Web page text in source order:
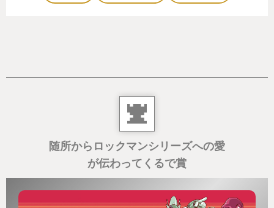
随所からロックマンシリーズへの愛
が伝わってくるで賞